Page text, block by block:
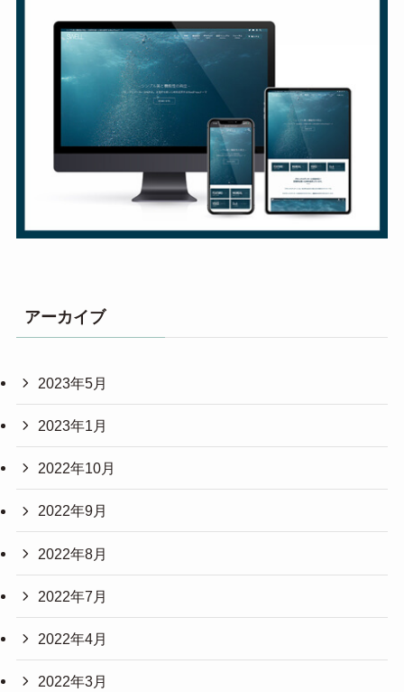
アーカイブ
2023年5月
2023年1月
2022年10月
2022年9月
2022年8月
2022年7月
2022年4月
2022年3月